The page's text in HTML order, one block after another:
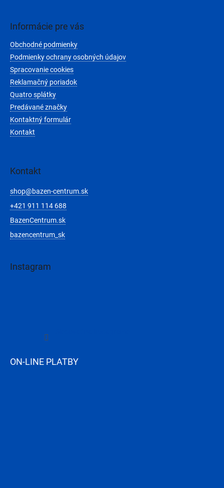
Informácie pre vás
Obchodné podmienky
Podmienky ochrany osobných údajov
Spracovanie cookies
Reklamačný poriadok
Quatro splátky
Predávané značky
Kontaktný formulár
Kontakt
Kontakt
shop@bazen-centrum.sk
+421 911 114 688
BazenCentrum.sk
bazencentrum_sk
Instagram
ON-LINE PLATBY